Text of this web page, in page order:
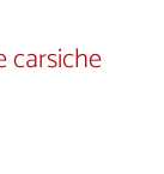
carsiche